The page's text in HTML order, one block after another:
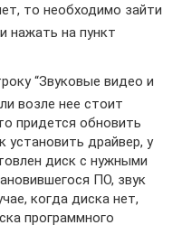
то необходимо зайти
нажать на пункт
“Звуковые видео и
возле нее стоит
придется обновить
установить драйвер, у
диск с нужными
ПО, звук
когда диска нет,
программного